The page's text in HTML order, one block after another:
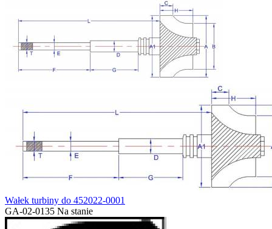
Wałek turbiny do 452022-0001
GA-02-0135 Na stanie